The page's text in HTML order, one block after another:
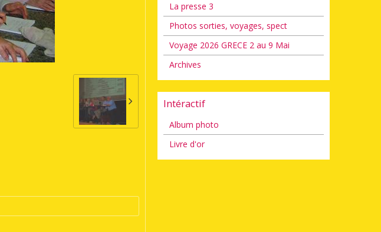
La presse 3
Photos sorties, voyages, spect
Voyage 2026 GRECE 2 au 9 Mai
Archives
Intéractif
Album photo
Livre d'or